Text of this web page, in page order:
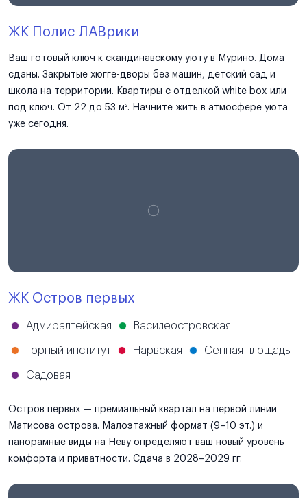
ЖК Полис ЛАВрики
Ваш готовый ключ к скандинавскому уюту в Мурино. Дома
сданы. Закрытые хюгге-дворы без машин, детский сад и
школа на территории. Квартиры с отделкой white box или
под ключ. От 22 до 53 м². Начните жить в атмосфере уюта
уже сегодня.
ЖК Остров первых
Адмиралтейская Василеостровская
Горный институт Нарвская Сенная площадь
Садовая
Остров первых — премиальный квартал на первой линии
Матисова острова. Малоэтажный формат (9–10 эт.) и
панорамные виды на Неву определяют ваш новый уровень
комфорта и приватности. Сдача в 2028–2029 гг.